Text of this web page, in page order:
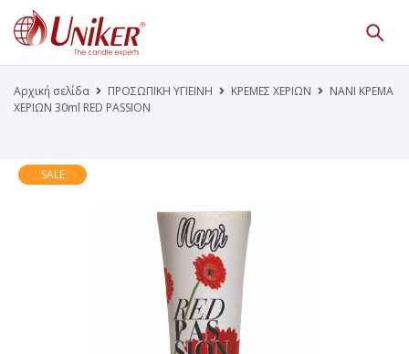
Κατάλογος Προϊόντων
Γίνε Συνεργάτης μας
Αρχική σελίδα ΠΡΟΣΩΠΙΚΗ ΥΓΙΕΙΝΗ ΚΡΕΜΕΣ ΧΕΡΙΩΝ
NANI ΚΡΕΜΑ
ΧΕΡΙΩΝ 30ml RED PASSION
SALE